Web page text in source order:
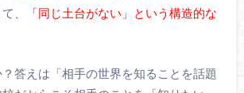
、
「同じ土台がない」という構造的な
答えは「相手の世界を知ることを話題